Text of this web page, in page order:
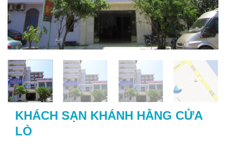
KHÁCH SẠN KHÁNH HẰNG CỬA
LÒ